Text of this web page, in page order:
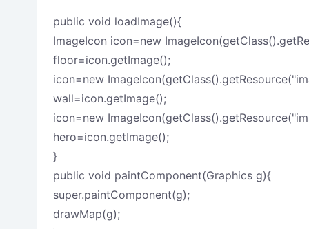
public void loadImage(){
ImageIcon icon=new
floor=icon.getImage();
icon=new
wall=icon.getImage();
icon=new
hero=icon.getImage();
}
public void paintComponent(Graphics g){
super.paintComponent(g);
drawMap(g);